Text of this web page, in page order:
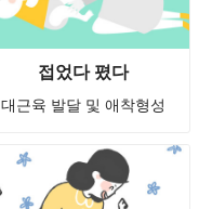
접었다 폈다
대근육 발달 및 애착형성